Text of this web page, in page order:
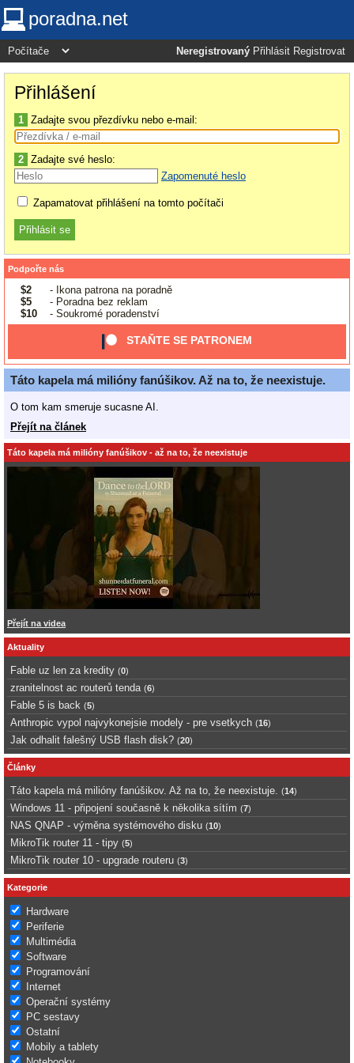
poradna.net
Neregistrovaný Přihlásit Registrovat
Přihlášení
1 Zadajte svou přezdívku nebo e-mail:
2 Zadajte své heslo:
Zapomenuté heslo
Zapamatovat přihlášení na tomto počítači
Podpořte nás
$2
- Ikona patrona na poradně
$5
- Poradna bez reklam
$10
- Soukromé poradenství
STAŇTE SE PATRONEM
Táto kapela má milióny fanúšikov. Až na to, že neexistuje.
O tom kam smeruje sucasne AI.
Přejít na článek
Táto kapela má milióny fanúšikov - až na to, že neexistuje
Přejít na videa
Aktuality
Fable uz len za kredity (0)
zranitelnost ac routerů tenda (6)
Fable 5 is back (5)
Anthropic vypol najvykonejsie modely - pre vsetkych (16)
Jak odhalit falešný USB flash disk? (20)
Články
Táto kapela má milióny fanúšikov. Až na to, že neexistuje. (14)
Windows 11 - připojení současně k několika sítím (7)
NAS QNAP - výměna systémového disku (10)
MikroTik router 11 - tipy (5)
MikroTik router 10 - upgrade routeru (3)
Kategorie
Hardware
Periferie
Multimédia
Software
Programování
Internet
Operační systémy
PC sestavy
Ostatní
Mobily a tablety